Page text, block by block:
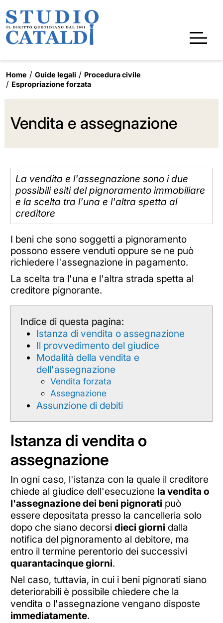
Home Guide legali
Procedura civile
Espropriazione forzata
Vendita e assegnazione
La vendita e l'assegnazione sono i due
possibili esiti del pignoramento immobiliare
e la scelta tra l'una e l'altra spetta al
creditore
I beni che sono soggetti a pignoramento
possono essere venduti oppure se ne può
richiedere l'assegnazione in pagamento.
La scelta tra l'una e l'altra strada spetta al
creditore pignorante.
Indice di questa pagina:
Istanza di vendita o assegnazione
Il provvedimento del giudice
Modalità della vendita e
dell'assegnazione
Vendita forzata
Assegnazione
Assunzione di debiti
Istanza di vendita o
assegnazione
In ogni caso, l'istanza con la quale il creditore
chiede al giudice dell'esecuzione la vendita o
l'assegnazione dei beni pignorati può
essere depositata presso la cancelleria solo
dopo che siano decorsi dieci giorni dalla
notifica del pignoramento al debitore, ma
entro il termine perentorio dei successivi
quarantacinque giorni.
Nel caso, tuttavia, in cui i beni pignorati siano
deteriorabili è possibile chiedere che la
vendita o l'assegnazione vengano disposte
immediatamente.